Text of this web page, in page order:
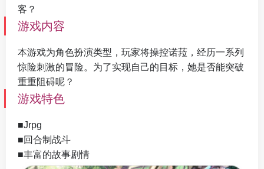
客？
游戏内容
本游戏为角色扮演类型，玩家将操控诺菈，经历一系列
惊险刺激的冒险。为了实现自己的目标，她是否能突破
重重阻碍呢？
游戏特色
■Jrpg
■回合制战斗
■丰富的故事剧情